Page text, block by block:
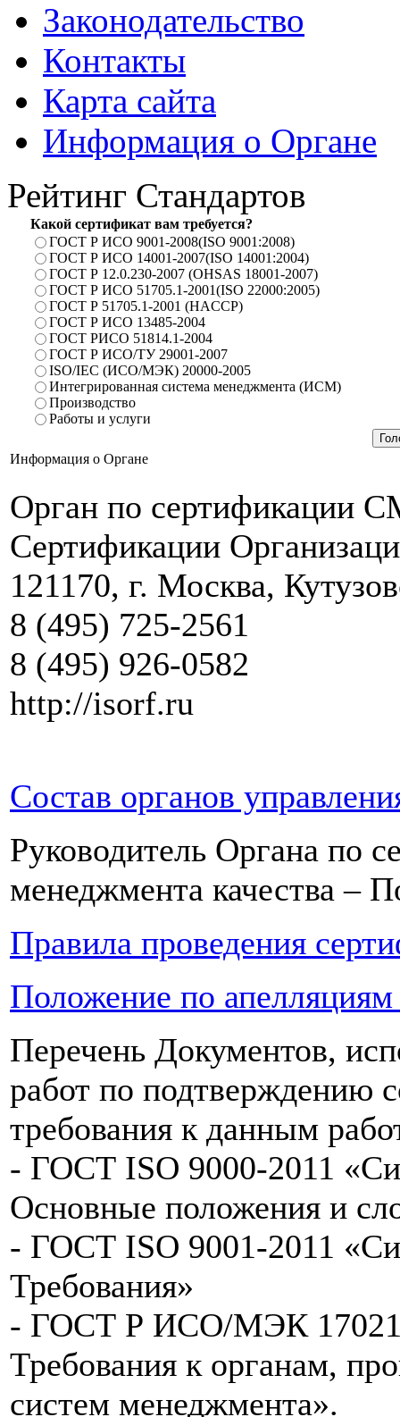
Законодательство
Контакты
Карта сайта
Информация о Органе
Рейтинг Стандартов
Какой сертификат вам требуется?
ГОСТ Р ИСО 9001-2008(ISO 9001:2008)
ГОСТ Р ИСО 14001-2007(ISO 14001:2004)
ГОСТ Р 12.0.230-2007 (OHSAS 18001-2007)
ГОСТ Р ИСО 51705.1-2001(ISO 22000:2005)
ГОСТ Р 51705.1-2001 (HACCP)
ГОСТ Р ИСО 13485-2004
ГОСТ РИСО 51814.1-2004
ГОСТ Р ИСО/ТУ 29001-2007
ISO/IEC (ИСО/МЭК) 20000-2005
Интегрированная система менеджмента (ИСМ)
Производство
Работы и услуги
Информация о Органе
Орган по сертификации
Сертификации
121170, г. Москва,
8 (495) 725-2561
8 (495) 926-0582
http://isorf.ru
Состав органов
Руководитель Органа по
менеджмента качества –
Правила проведения
Положение по
Перечень Документов,
работ по подтверждению
требования к данным
- ГОСТ ISO 9000-2011
Основные положения и
- ГОСТ ISO 9001-2011
Требования»
- ГОСТ Р ИСО/МЭК 17021-
Требования к органам,
систем менеджмента».